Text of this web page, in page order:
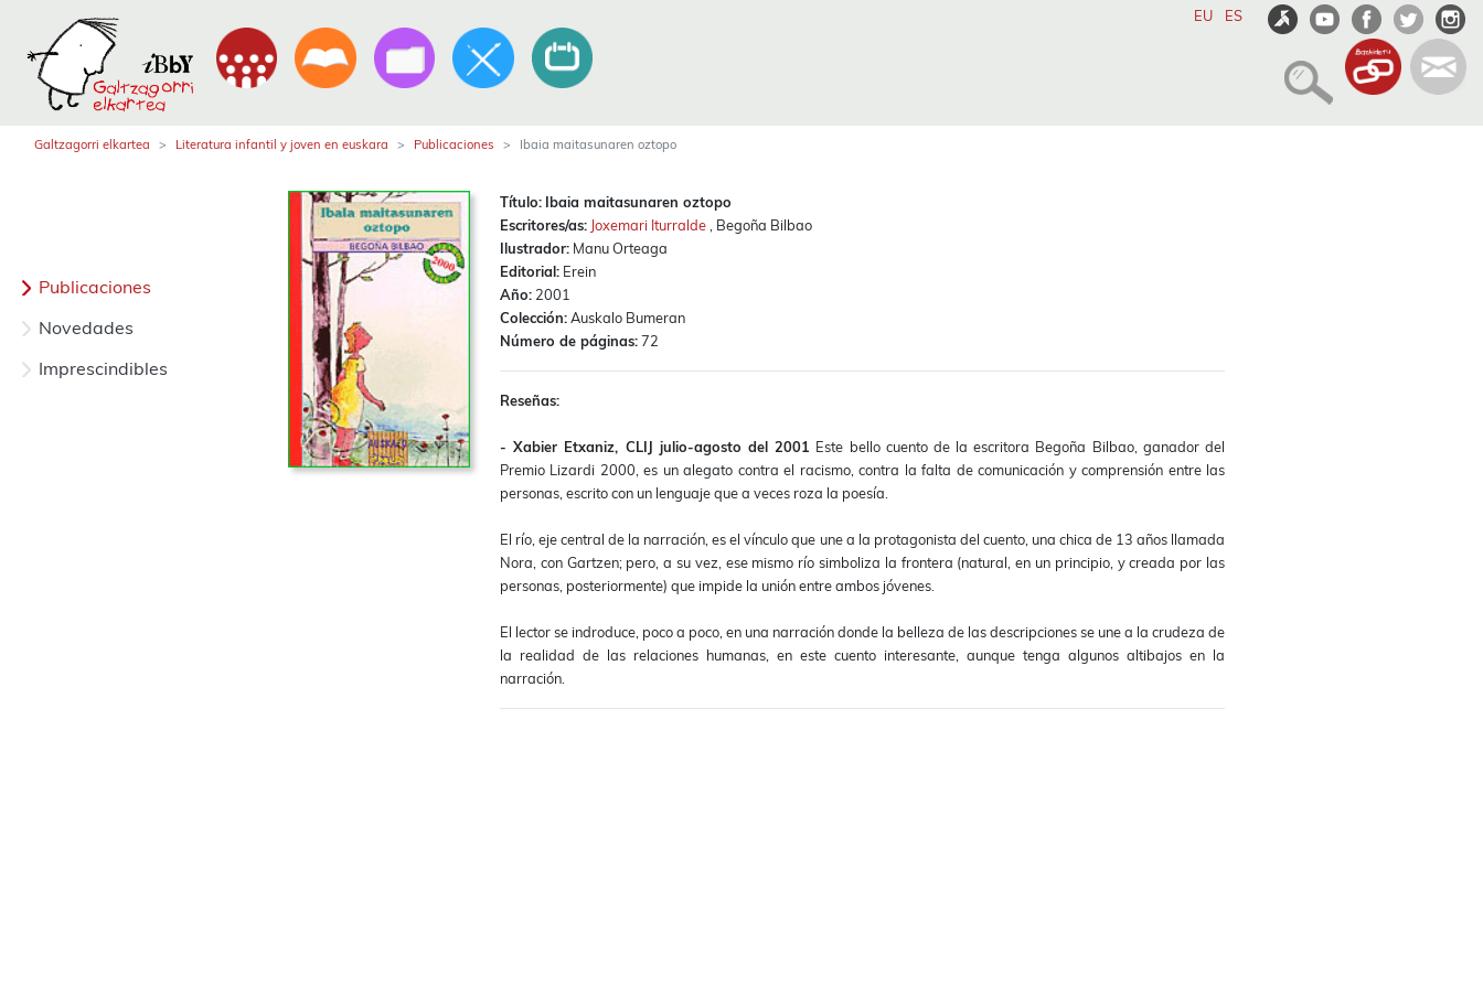
ES
EU
Galtzagorri elkartea Literatura infantil y joven en euskara Publicaciones Ibaia maitasunaren oztopo
Publicaciones
Novedades
Imprescindibles
Título: Ibaia maitasunaren oztopo
Escritores/as: Joxemari Iturralde
, Begoña Bilbao
Ilustrador: Manu Orteaga
Editorial: Erein
Año: 2001
Colección:Auskalo Bumeran
Número de páginas:72
Reseñas:
- Xabier Etxaniz, CLIJ julio-agosto del 2001 Este bello cuento de la escritora Begoña Bilbao, ganador del
Premio Lizardi 2000, es un alegato contra el racismo, contra la falta de comunicación y comprensión entre las
personas, escrito con un lenguaje que a veces roza la poesía.
El río, eje central de la narración, es el vínculo que une a la protagonista del cuento, una chica de 13 años llamada
Nora, con Gartzen; pero, a su vez, ese mismo río simboliza la frontera (natural, en un principio, y creada por las
personas, posteriormente) que impide la unión entre ambos jóvenes.
El lector se indroduce, poco a poco, en una narración donde la belleza de las descripciones se une a la crudeza de
la realidad de las relaciones humanas, en este cuento interesante, aunque tenga algunos altibajos en la
narración.